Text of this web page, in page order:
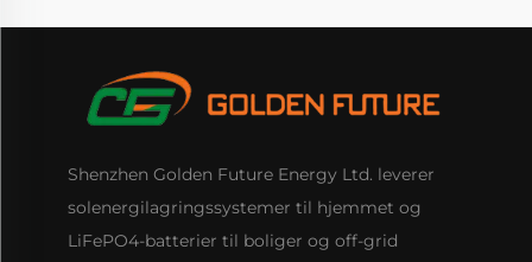
Shenzhen Golden Future Energy Ltd. leverer
solenergilagringssystemer til hjemmet og
LiFePO4-batterier til boliger og off-grid